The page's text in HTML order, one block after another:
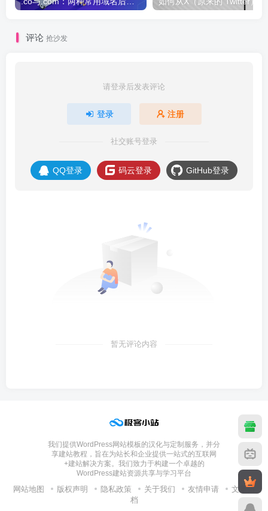
评论 抢沙发
请登录后发表评论
登录 注册
社交账号登录
QQ登录 码云登录 GitHub登录
暂无评论内容
我们提供WordPress网站模板的汉化与定制服务，并分
享建站教程，旨在为站长和企业提供一站式的互联网
+建站解决方案。我们致力于构建一个卓越的
WordPress建站资源共享与学习平台
网站地图 版权声明 隐私政策 关于我们 友情申请
文章归
档